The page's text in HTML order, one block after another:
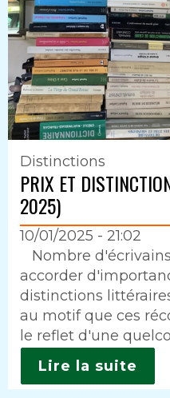
Distinctions
PRIX ET
2025)
10/01/2025 - 21:02
Intro
Nombre
accorder
distinctions
au motif que ces
le reflet d'une
Lire la suite